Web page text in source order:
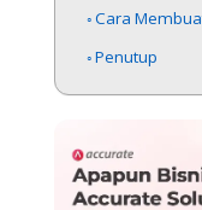
Cara
Penutup